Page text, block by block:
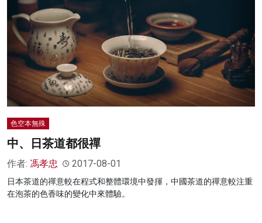
色空本無殊
中、日茶道都很禪
作者: 馮孝忠 2017-08-01
日本茶道的禪意較在程式和整體環境中發揮，中國茶道的禪意較注重
在泡茶的色香味的變化中來體驗。